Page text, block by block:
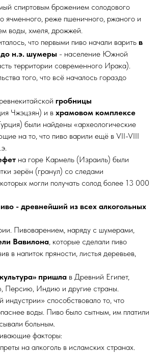
спиртовым брожением солодового
ячменного, реже пшеничного, ржаного и
воды, хмеля, дрожжей.
что первыми пиво начали варить в
до н.э. шумеры - население Южной
территории современного Ирака).
того, что всё началось гораздо
гробницы
Чжэцзян) и в храмовом комплексе
были найдены «археологические
на то, что пиво варили ещё в VII-VIII
на горе Кармель (Израиль) были
зерён (гранул) со следами
могли получать солод более 13 000
- древнейший из всех алкогольных
Пивоварением, наряду с шумерами,
Вавилона , которые сделали пиво
в напиток пряности, листья деревьев,
пришла в Древний Египет,
Персию, Индию и другие страны.
индустрии» способствовало то, что
воды. Пиво было сытным, им платили
больным.
факторы:
на алкоголь в исламских странах.